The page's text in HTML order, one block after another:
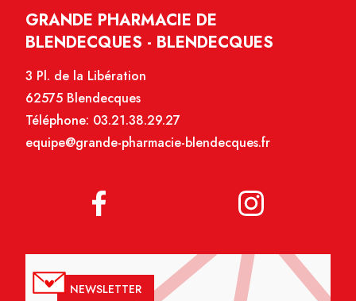
GRANDE PHARMACIE DE
BLENDECQUES - BLENDECQUES
3 Pl. de la Libération
62575 Blendecques
Téléphone: 03.21.38.29.27
equipe@grande-pharmacie-blendecques.fr
NEWSLETTER